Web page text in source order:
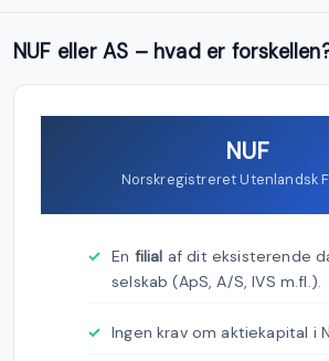
NUF eller AS – hvad er
NUF
Norskregistreret Utenlandsk
En filial af dit eksisterende
selskab (ApS, A/S, IVS m.fl.).
Ingen krav om aktiekapital i